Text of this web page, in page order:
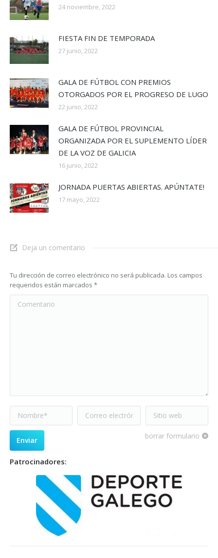
24 noviembre, 2022
FIESTA FIN DE TEMPORADA
27 junio, 2022
GALA DE FÚTBOL CON PREMIOS
OTORGADOS POR EL PROGRESO DE LUGO
22 junio, 2022
GALA DE FÚTBOL PROVINCIAL
ORGANIZADA POR EL SUPLEMENTO LÍDER
DE LA VOZ DE GALICIA
16 junio, 2022
JORNADA PUERTAS ABIERTAS. APÚNTATE!
17 mayo, 2022
Deja un comentario
Tu dirección de correo electrónico no será publicada. Los campos
requeridos están marcados *
Comentario
Nombre *
Correo electrónico
*
Sitio web
borrar formulario
Enviar
Patrocinadores: